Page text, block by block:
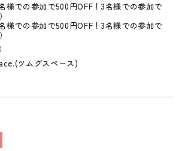
様での参加で500円OFF！3名様での参加で
様での参加で500円OFF！3名様での参加で
ツムグスペース)